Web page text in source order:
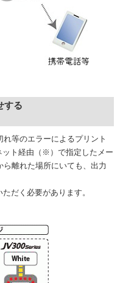
する
等のエラーによるプリント
ット経由（※）で指定したメー
離れた場所にいても、出力
だく必要があります。